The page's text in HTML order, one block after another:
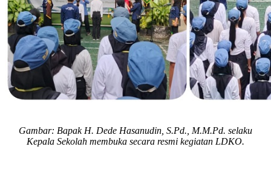
Gambar: Bapak H. Dede Hasanudin, S.Pd., M.M.Pd. selaku
Kepala Sekolah membuka secara resmi kegiatan LDKO.